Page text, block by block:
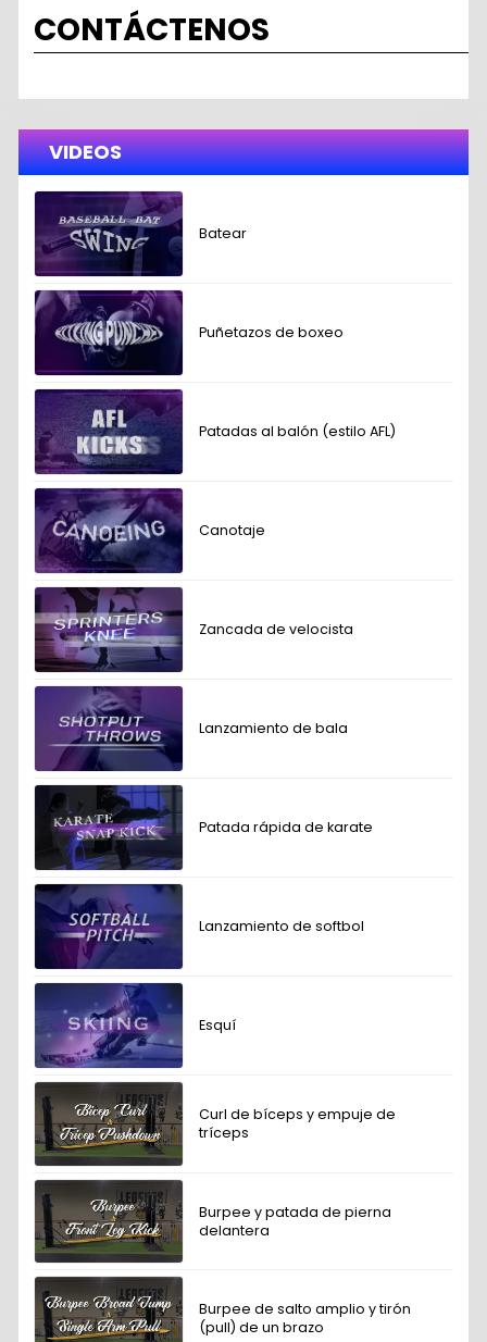
CONTÁCTENOS
VIDEOS
Batear
Puñetazos de boxeo
Patadas al balón (estilo AFL)
Canotaje
Zancada de velocista
Lanzamiento de bala
Patada rápida de karate
Lanzamiento de softbol
Esquí
Curl de bíceps y empuje de
tríceps
Burpee y patada de pierna
delantera
Burpee de salto amplio y tirón
(pull) de un brazo